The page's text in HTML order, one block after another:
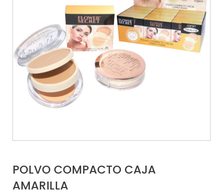
POLVO COMPACTO CAJA
AMARILLA